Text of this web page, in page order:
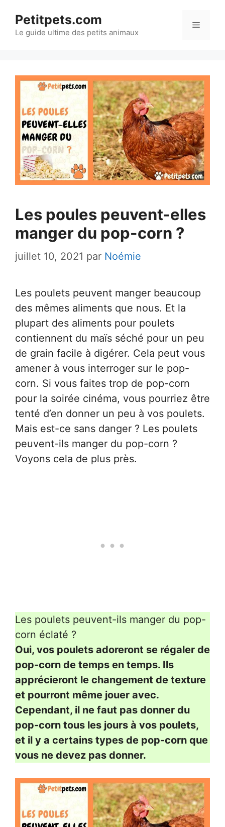
contenu
Petitpets.com
Le guide ultime des petits animaux
Menu
Les poules peuvent-elles
manger du pop-corn ?
juillet 10, 2021 par Noémie
Les poulets peuvent manger beaucoup
des mêmes aliments que nous. Et la
plupart des aliments pour poulets
contiennent du maïs séché pour un peu
de grain facile à digérer. Cela peut vous
amener à vous interroger sur le pop-
corn. Si vous faites trop de pop-corn
pour la soirée cinéma, vous pourriez être
tenté d’en donner un peu à vos poulets.
Mais est-ce sans danger ? Les poulets
peuvent-ils manger du pop-corn ?
Voyons cela de plus près.
Les poulets peuvent-ils manger du pop-
corn éclaté ?
Oui, vos poulets adoreront se régaler de
pop-corn de temps en temps. Ils
apprécieront le changement de texture
et pourront même jouer avec.
Cependant, il ne faut pas donner du
pop-corn tous les jours à vos poulets,
et il y a certains types de pop-corn que
vous ne devez pas donner.